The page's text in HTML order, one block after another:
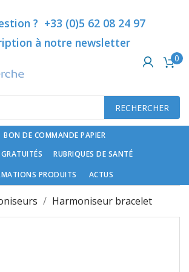
ma liste d'envies
liste
liste d'envies
Créer une liste d'envies
connecté pour ajouter des produits à
Connexion
? +33 (0)5 62 08 24 97
à notre newsletter
0
RECHERCHER
BON DE COMMANDE PAPIER
RUBRIQUES DE SANTÉ
PRODUITS
ACTUS
Harmoniseur bracelet